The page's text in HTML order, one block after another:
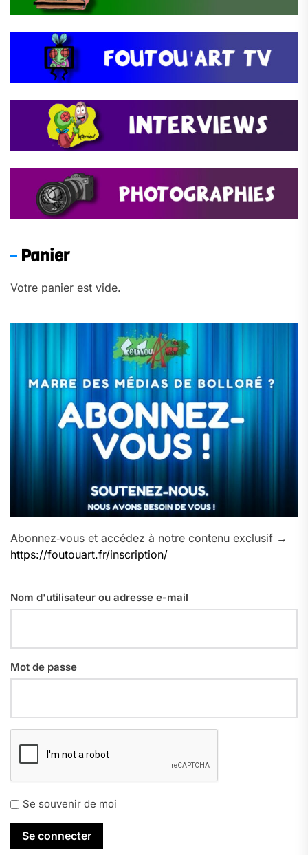
Panier
Votre panier est vide.
Abonnez‑vous et accédez à notre contenu exclusif →
https://foutouart.fr/inscription/
Nom d'utilisateur ou adresse e-mail
Mot de passe
Se souvenir de moi